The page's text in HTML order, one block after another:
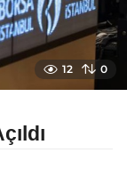
12 0